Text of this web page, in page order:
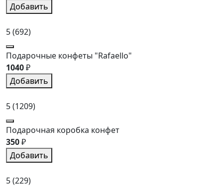
Добавить
5(692)
Подарочные конфеты "Rafaello"
1040₽
Добавить
5(1209)
Подарочная коробка конфет
350₽
Добавить
5(229)